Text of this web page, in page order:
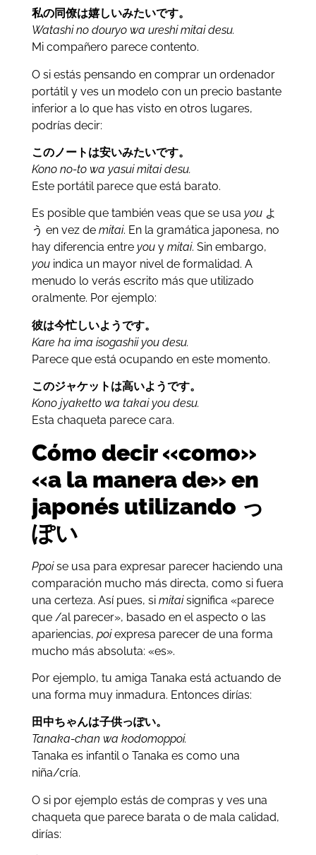
私の同僚は嬉しいみたいです。
Watashi no douryo wa ureshi mitai desu.
Mi compañero parece contento.
O si estás pensando en comprar un ordenador
portátil y ves un modelo con un precio bastante
inferior a lo que has visto en otros lugares,
podrías decir:
このノートは安いみたいです。
Kono no-to wa yasui mitai desu.
Este portátil parece que está barato.
Es posible que también veas que se usa youよ
う en vez de mitai. En la gramática japonesa, no
hay diferencia entre you y mitai. Sin embargo,
youindica un mayor nivel de formalidad. A
menudo lo verás escrito más que utilizado
oralmente. Por ejemplo:
彼は今忙しいようです。
Kare ha ima isogashii you desu.
Parece que está ocupando en este momento.
このジャケットは高いようです。
Kono jyaketto wa takai you desu.
Esta chaqueta parece cara.
Cómo decir «como»
«a la manera de» en
japonés utilizando っ
ぽい
Ppoise usa para expresar parecer haciendo una
comparación mucho más directa, como si fuera
una certeza. Así pues, si mitaisignifica «parece
que /al parecer», basado en el aspecto o las
apariencias, poiexpresa parecer de una forma
mucho más absoluta: «es».
Por ejemplo, tu amiga Tanaka está actuando de
una forma muy inmadura. Entonces dirías:
田中ちゃんは子供っぽい。
Tanaka-chan wa kodomoppoi.
Tanaka es infantil o Tanaka es como una
niña/cría.
O si por ejemplo estás de compras y ves una
chaqueta que parece barata o de mala calidad,
dirías: